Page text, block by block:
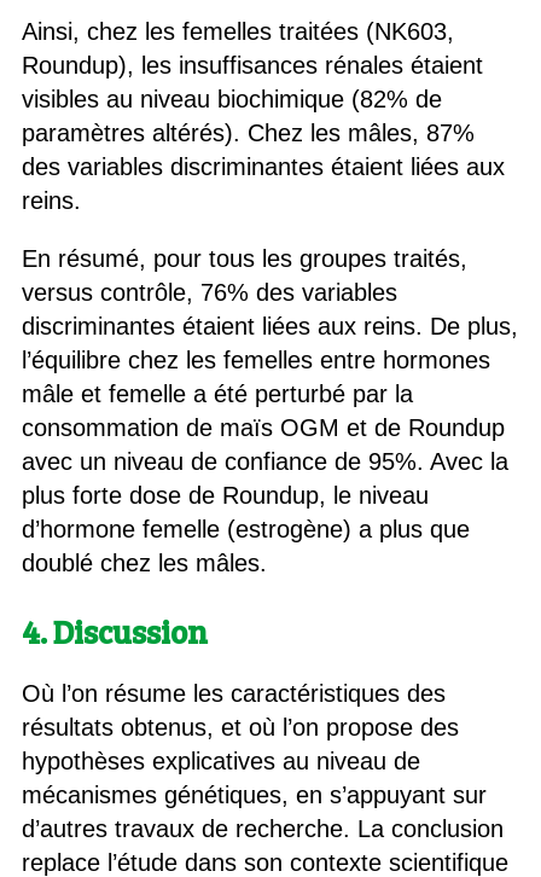
Ainsi, chez les femelles traitées (NK603,
Roundup), les insuffisances rénales étaient
visibles au niveau biochimique (82% de
paramètres altérés). Chez les mâles, 87%
des variables discriminantes étaient liées aux
reins.
En résumé, pour tous les groupes traités,
versus contrôle, 76% des variables
discriminantes étaient liées aux reins. De plus,
l’équilibre chez les femelles entre hormones
mâle et femelle a été perturbé par la
consommation de maïs OGM et de Roundup
avec un niveau de confiance de 95%. Avec la
plus forte dose de Roundup, le niveau
d’hormone femelle (estrogène) a plus que
doublé chez les mâles.
4. Discussion
Où l’on résume les caractéristiques des
résultats obtenus, et où l’on propose des
hypothèses explicatives au niveau de
mécanismes génétiques, en s’appuyant sur
d’autres travaux de recherche. La conclusion
replace l’étude dans son contexte scientifique